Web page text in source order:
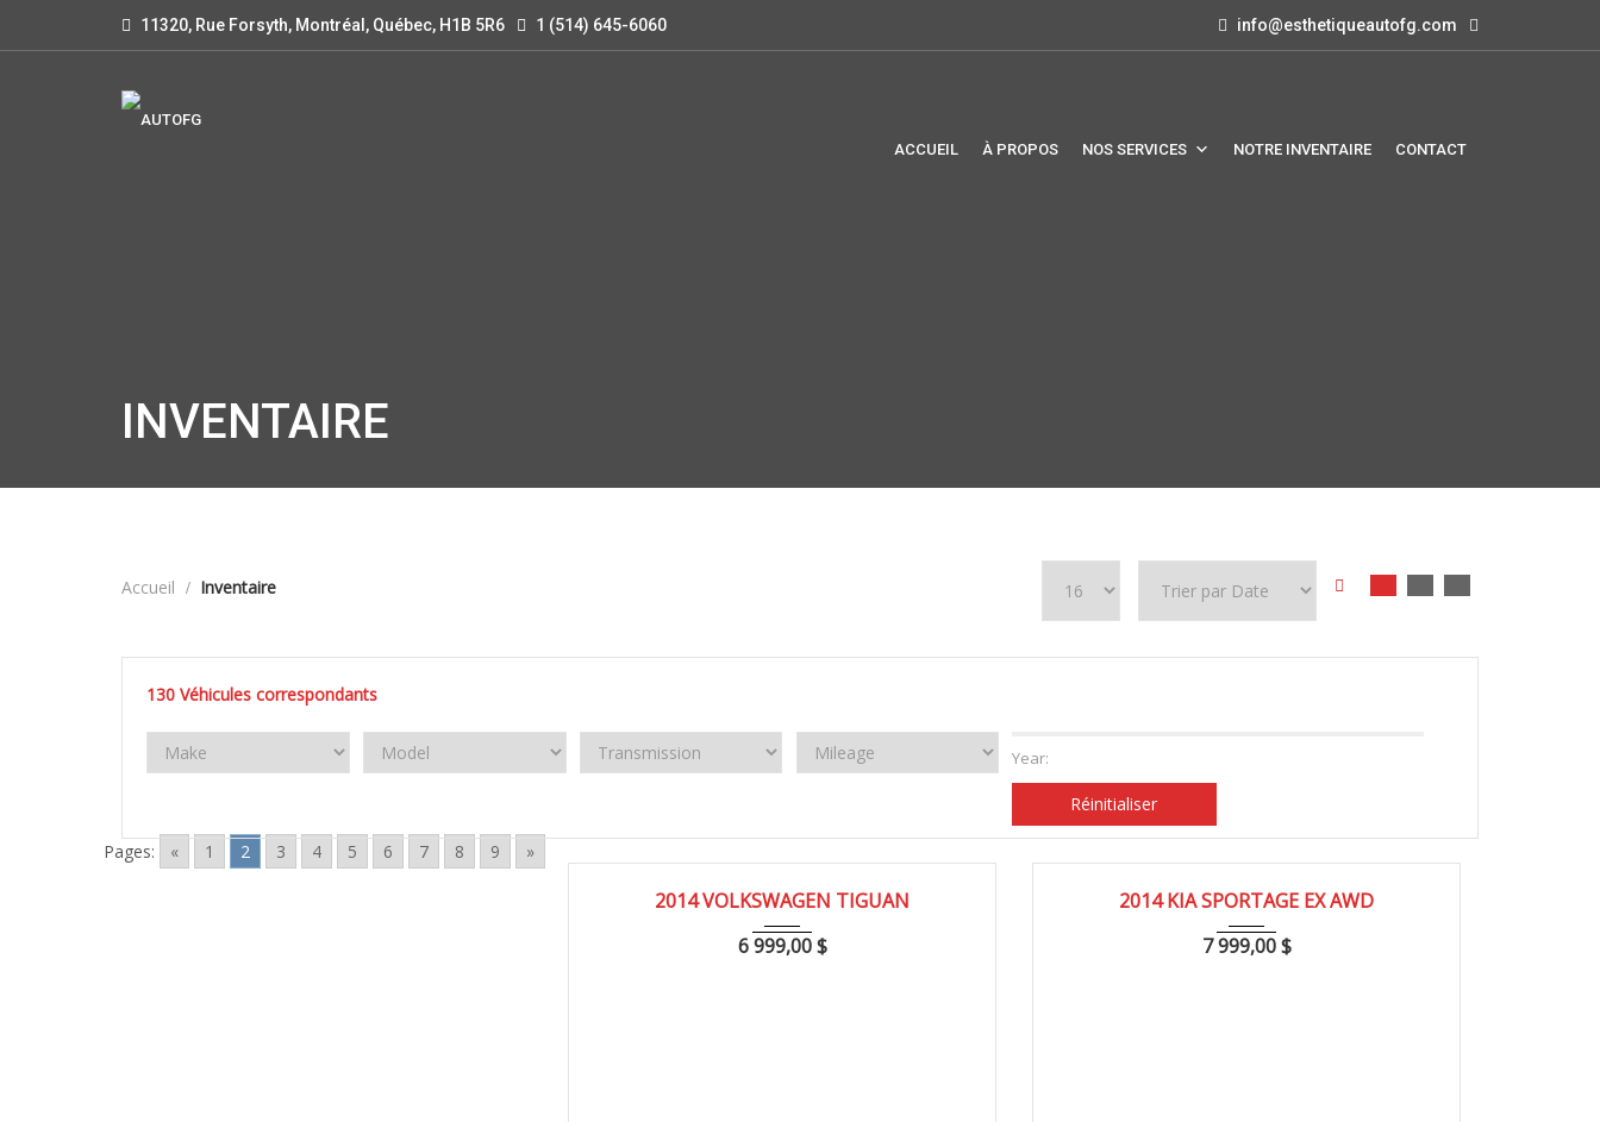
11320, Rue Forsyth, Montréal, Québec, H1B 5R6 1 (514) 645-6060 info@esthetiqueautofg.com
ACCUEIL À PROPOS NOS SERVICES NOTRE INVENTAIRE CONTACT
INVENTAIRE
Accueil Inventaire
130 Véhicules correspondants
Year:
Réinitialiser
Pages: « 1 2 3 4 5 6 7 8 9
»
2014
193000
2014 VOLKSWAGEN TIGUAN
6 999,00$
2014 180000
2014 KIA SPORTAGE EX AWD
7 999,00$